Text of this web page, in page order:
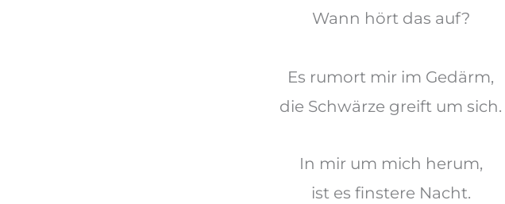
Wann hört das auf?
Es rumort mir im Gedärm,
die Schwärze greift um sich.
In mir um mich herum,
ist es finstere Nacht.